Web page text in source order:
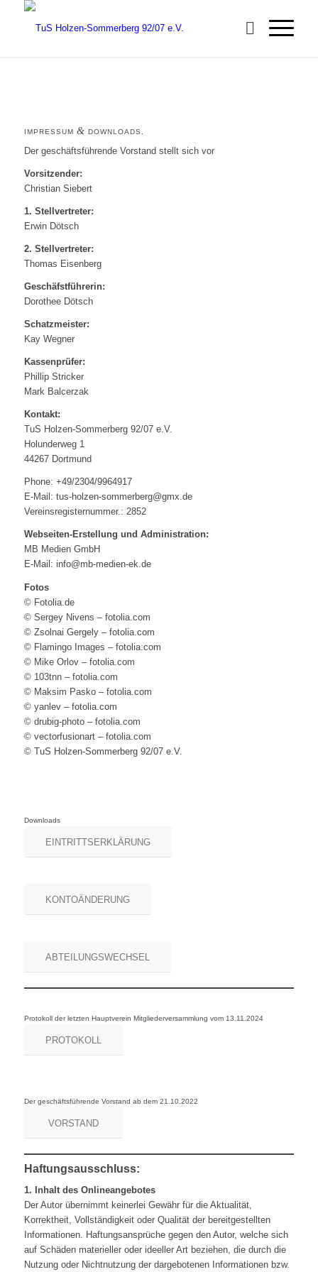
IMPRESSUM & DOWNLOADS
Der geschäftsführende Vorstand stellt sich vor
Vorsitzender:
Christian Siebert
1. Stellvertreter:
Erwin Dötsch
2. Stellvertreter:
Thomas Eisenberg
Geschäfstführerin:
Dorothee Dötsch
Schatzmeister:
Kay Wegner
Kassenprüfer:
Phillip Stricker
Mark Balcerzak
Kontakt:
TuS Holzen-Sommerberg 92/07 e.V.
Holunderweg 1
44267 Dortmund
Phone: +49/2304/9964917
E-Mail: tus-holzen-sommerberg@gmx.de
Vereinsregisternummer.: 2852
Webseiten-Erstellung und Administration:
MB Medien GmbH
E-Mail: info@mb-medien-ek.de
Fotos
© Fotolia.de
© Sergey Nivens – fotolia.com
© Zsolnai Gergely – fotolia.com
© Flamingo Images – fotolia.com
© Mike Orlov – fotolia.com
© 103tnn – fotolia.com
© Maksim Pasko – fotolia.com
© yanlev – fotolia.com
© drubig-photo – fotolia.com
© vectorfusionart – fotolia.com
© TuS Holzen-Sommerberg 92/07 e.V.
Downloads
EINTRITTSERKLÄRUNG
KONTOÄNDERUNG
ABTEILUNGSWECHSEL
Protokoll der letzten Hauptverein Mitgliederversammlung vom 13.11.2024
PROTOKOLL
Der geschäftsführende Vorstand ab dem 21.10.2022
VORSTAND
Haftungsausschluss:
1. Inhalt des Onlineangebotes
Der Autor übernimmt keinerlei Gewähr für die Aktualität,
Korrektheit, Vollständigkeit oder Qualität der bereitgestellten
Informationen. Haftungsansprüche gegen den Autor, welche sich
auf Schäden materieller oder ideeller Art beziehen, die durch die
Nutzung oder Nichtnutzung der dargebotenen Informationen bzw.